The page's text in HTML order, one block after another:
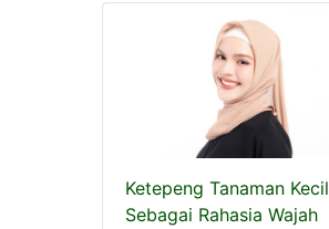
Ketepeng Tanaman Kecil
Sebagai Rahasia Wajah